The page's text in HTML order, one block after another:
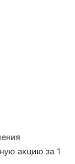
акцию за 1